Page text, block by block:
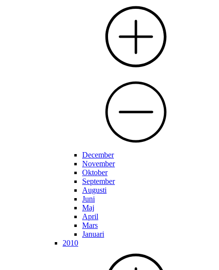
December
November
Oktober
September
Augusti
Juni
Maj
April
Mars
Januari
2010